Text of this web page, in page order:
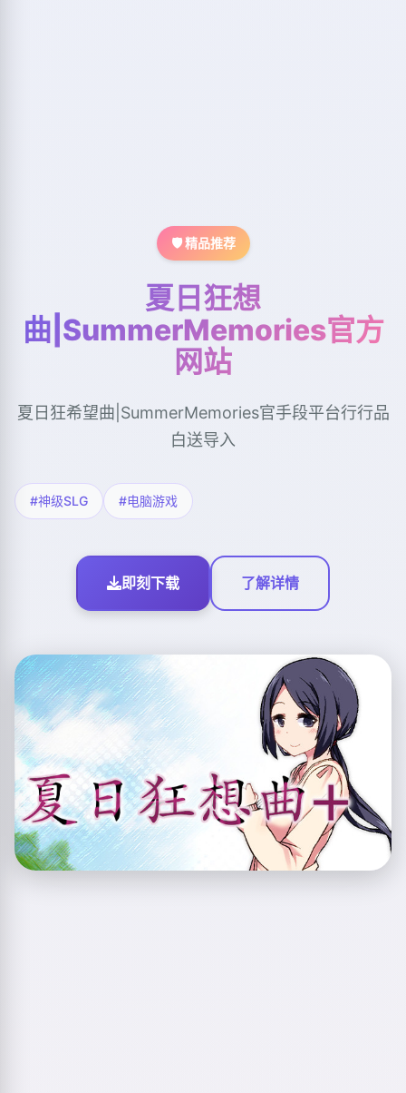
🛡️ 精品推荐
夏日狂想
曲|SummerMemories官方
网站
夏日狂希望曲|SummerMemories官手段平台行行品
白送导入
#神级SLG #电脑游戏
即刻下载 了解详情